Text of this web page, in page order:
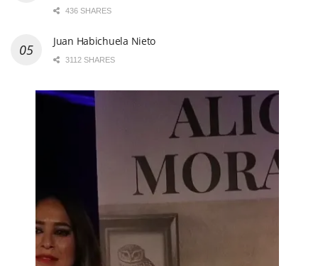
436 SHARES
Juan Habichuela Nieto
3112 SHARES